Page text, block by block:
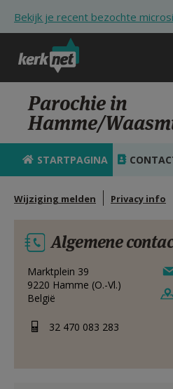
Bekijk je recent bezochte
STARTPAGINA
KERK
VIERINGEN
HULP
STARTPAGINA
MIJN PAROCHIE
AANMELDEN OF
Parochie in
Hamme/
STARTPAGINA
Wijziging melden Privacy info
Algemene
Marktplein 39
9220 Hamme (O.-Vl.)
België
32 470 083 283